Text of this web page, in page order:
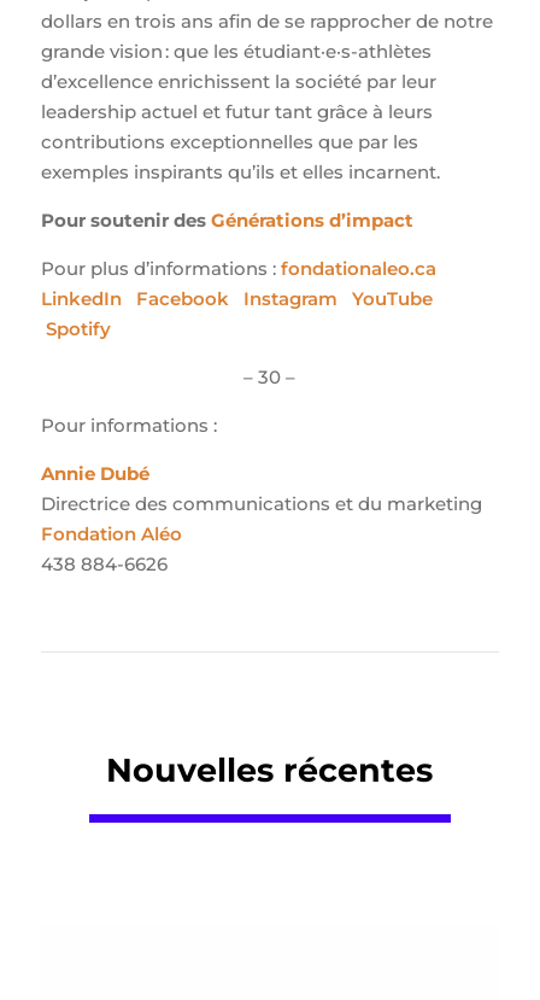
dollars en trois ans afin de se rapprocher de notre
grande vision : que les étudiant·e·s-athlètes
d’excellence enrichissent la société par leur
leadership actuel et futur tant grâce à leurs
contributions exceptionnelles que par les
exemples inspirants qu’ils et elles incarnent.
Pour soutenir des Générations d’impact
Pour plus d’informations : fondationaleo.ca
LinkedIn
Facebook Instagram
YouTube
Spotify
– 30 –
Pour informations :
Annie Dubé
Directrice des communications et du marketing
Fondation Aléo
438 884-6626
Nouvelles récentes